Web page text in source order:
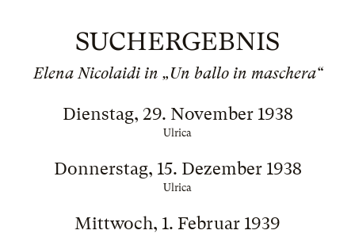
SUCHERGEBNIS
Elena Nicolaidi in „Un ballo in maschera“
Dienstag, 29. November 1938
Ulrica
Donnerstag, 15. Dezember 1938
Ulrica
Mittwoch, 1. Februar 1939